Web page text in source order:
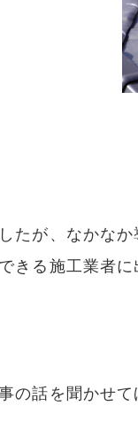
たが、なかな
きる施工業者
の話を聞かせ